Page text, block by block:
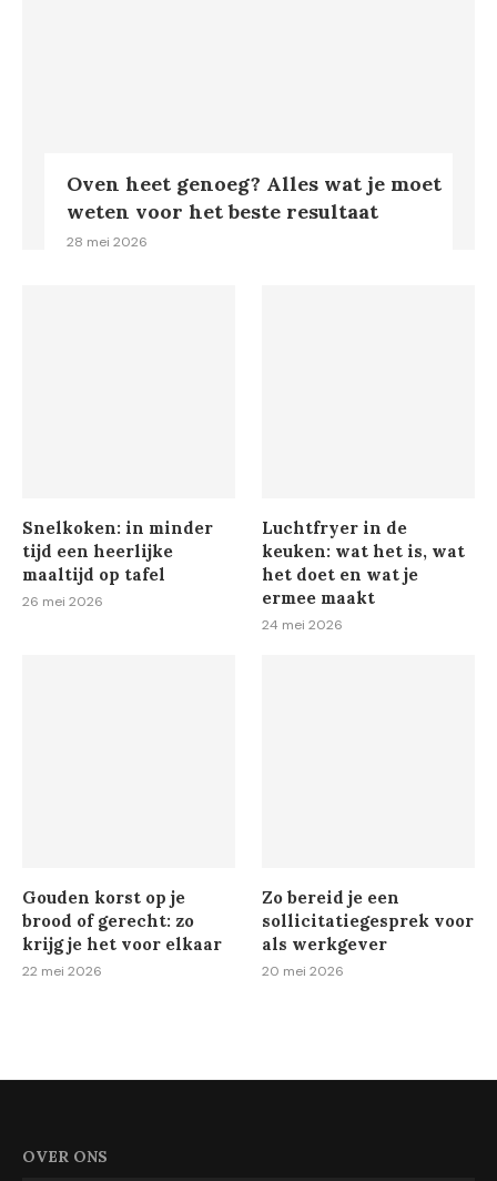
Oven heet genoeg? Alles wat je moet
weten voor het beste resultaat
28 mei 2026
Snelkoken: in minder
tijd een heerlijke
maaltijd op tafel
26 mei 2026
Luchtfryer in de
keuken: wat het is, wat
het doet en wat je
ermee maakt
24 mei 2026
Gouden korst op je
brood of gerecht: zo
krijg je het voor elkaar
22 mei 2026
Zo bereid je een
sollicitatiegesprek voor
als werkgever
20 mei 2026
OVER ONS